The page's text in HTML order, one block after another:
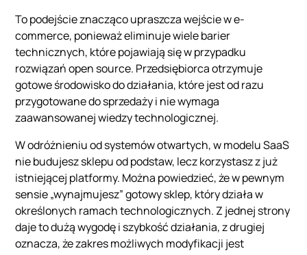
To podejście znacząco upraszcza wejście w e-
commerce, ponieważ eliminuje wiele barier
technicznych, które pojawiają się w przypadku
rozwiązań open source. Przedsiębiorca otrzymuje
gotowe środowisko do działania, które jest od razu
przygotowane do sprzedaży i nie wymaga
zaawansowanej wiedzy technologicznej.
W odróżnieniu od systemów otwartych, w modelu SaaS
nie budujesz sklepu od podstaw, lecz korzystasz z już
istniejącej platformy. Można powiedzieć, że w pewnym
sensie „wynajmujesz” gotowy sklep, który działa w
określonych ramach technologicznych. Z jednej strony
daje to dużą wygodę i szybkość działania, z drugiej
oznacza, że zakres możliwych modyfikacji jest